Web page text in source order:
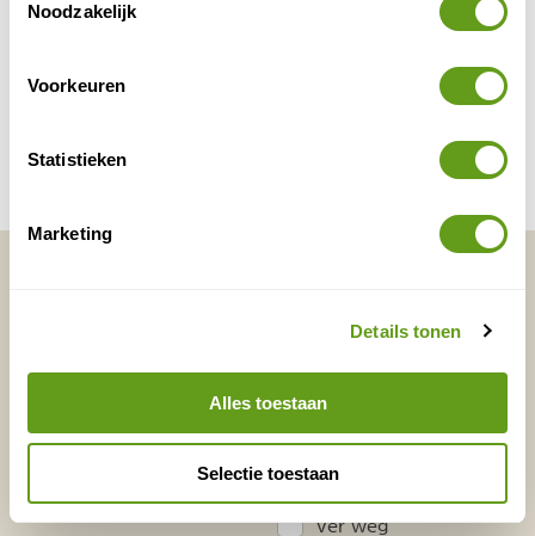
Noodzakelijk
Voorkeuren
Statistieken
Marketing
Details tonen
Alles toestaan
Selectie toestaan
Ik ga akkoord met de algemene voorwaardenen
Top 0 meest bekeken advertenties van HotelSpecials
Ver weg